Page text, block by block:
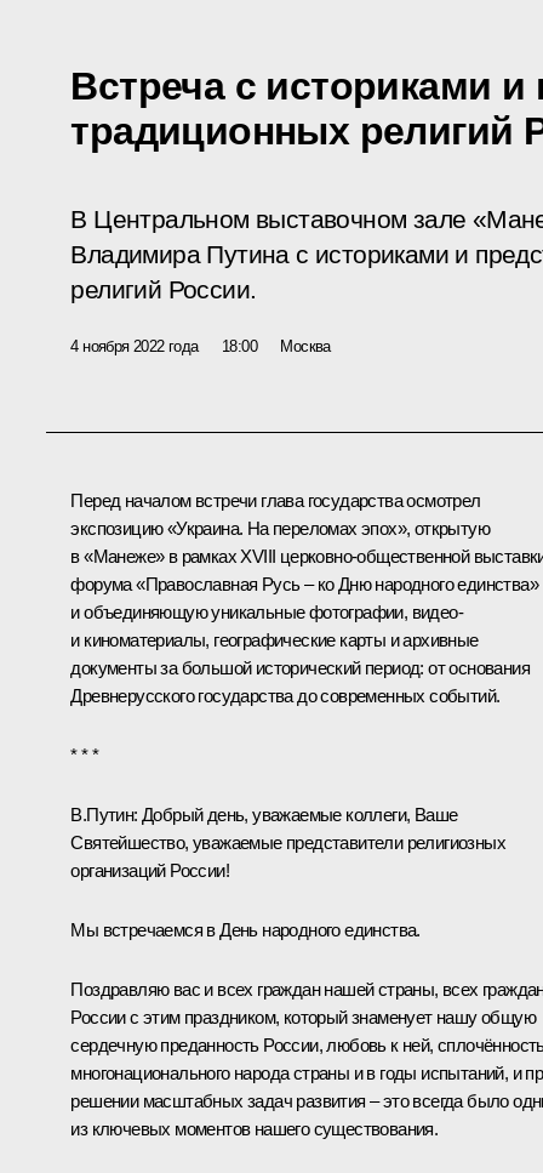
Встреча с историками
традиционных религий
В Центральном выставочном зале
Владимира Путина с историками и
религий России.
4 ноября 2022 года 18:00 Москва
Перед началом встречи глава государства осмотрел
экспозицию «Украина. На переломах эпох», открытую
в «Манеже» в рамках XVIII церковно-общественной
форума «Православная Русь – ко Дню народного единства»
и объединяющую уникальные фотографии, видео-
и киноматериалы, географические карты и архивные
документы за большой исторический период: от основания
Древнерусского государства до современных событий.
* * *
В.Путин: Добрый день, уважаемые коллеги, Ваше
Святейшество, уважаемые представители религиозных
организаций России!
Мы встречаемся в День народного единства.
Поздравляю вас и всех граждан нашей страны, всех
России с этим праздником, который знаменует нашу общую
сердечную преданность России, любовь к ней,
многонационального народа страны и в годы испытаний, и
решении масштабных задач развития – это всегда было
из ключевых моментов нашего существования.